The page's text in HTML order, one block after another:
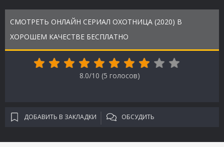
СМОТРЕТЬ ОНЛАЙН СЕРИАЛ ОХОТНИЦА (2020) В
ХОРОШЕМ КАЧЕСТВЕ БЕСПЛАТНО
8.0/10 (5 голосов)
ДОБАВИТЬ В ЗАКЛАДКИ ОБСУДИТЬ